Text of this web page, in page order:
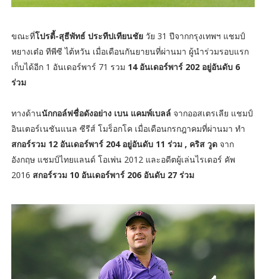
ขณะที่โปรตี้-สุธีพัทธ์ ประทีปเทียนชัย วัย 31 ปีจากกรุงเทพฯ แชมป์
หยางเต๋อ ทีพีซี ไต้หวัน เมื่อเดือนกันยายนที่ผ่านมา ผู้นำร่วมรอบแรก
เก็บได้อีก 1 อันเดอร์พาร์ 71 รวม 14 อันเดอร์พาร์ 202 อยู่อันดับ 6
ร่วม
ทางด้านนักกอล์ฟชื่อดังอย่าง เบน แคมพ์เบลล์จากออสเตรเลีย แชมป์
อินเตอร์เนชันแนล ซีรีส์ โมร็อกโค เมื่อเดือนกรกฎาคมที่ผ่านมา ทำ
สกอร์รวม 12 อันเดอร์พาร์ 204 อยู่อันดับ 11 ร่วม , คริส วูด จาก
อังกฤษ แชมป์ไทยแลนด์ โอเพ่น 2012 และอดีตผู้เล่นไรเดอร์ คัพ
2016 สกอร์รวม 10 อันเดอร์พาร์ 206 อันดับ 27 ร่วม